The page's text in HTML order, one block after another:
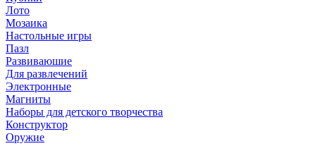
Лото
Мозаика
Настольные игры
Пазл
Развиваюшие
Для развлечений
Электронные
Магниты
Наборы для детского творчества
Конструктор
Оружие